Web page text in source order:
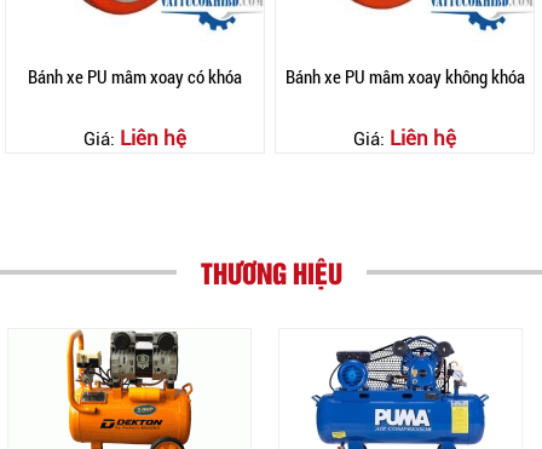
Bánh xe PU mâm xoay có khóa
Giá: Liên hệ
Bánh xe PU mâm xoay không khóa
Giá: Liên hệ
THƯƠNG HIỆU